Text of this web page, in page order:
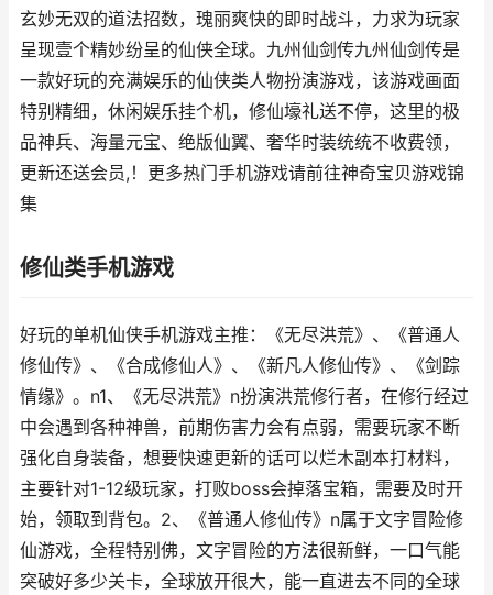
玄妙无双的道法招数，瑰丽爽快的即时战斗，力求为玩家
呈现壹个精妙纷呈的仙侠全球。九州仙剑传九州仙剑传是
一款好玩的充满娱乐的仙侠类人物扮演游戏，该游戏画面
特别精细，休闲娱乐挂个机，修仙壕礼送不停，这里的极
品神兵、海量元宝、绝版仙翼、奢华时装统统不收费领，
更新还送会员,！更多热门手机游戏请前往神奇宝贝游戏锦
集
修仙类手机游戏
好玩的单机仙侠手机游戏主推：《无尽洪荒》、《普通人
修仙传》、《合成修仙人》、《新凡人修仙传》、《剑踪
情缘》。n1、《无尽洪荒》n扮演洪荒修行者，在修行经过
中会遇到各种神兽，前期伤害力会有点弱，需要玩家不断
强化自身装备，想要快速更新的话可以烂木副本打材料，
主要针对1-12级玩家，打败boss会掉落宝箱，需要及时开
始，领取到背包。2、《普通人修仙传》n属于文字冒险修
仙游戏，全程特别佛，文字冒险的方法很新鲜，一口气能
突破好多少关卡，全球放开很大，能一直进去不同的全球